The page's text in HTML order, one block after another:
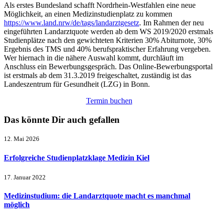
Als erstes Bundesland schafft Nordrhein-Westfahlen eine neue
Möglichkeit, an einen Medizinstudienplatz zu kommen
https://www.land.nrw/de/tags/landarztgesetz. Im Rahmen der neu
eingeführten Landarztquote werden ab dem WS 2019/2020 erstmals
Studienplätze nach den gewichteten Kriterien 30% Abiturnote, 30%
Ergebnis des TMS und 40% berufspraktischer Erfahrung vergeben.
Wer hiernach in die nähere Auswahl kommt, durchläuft im
Anschluss ein Bewerbungsgespräch. Das Online-Bewerbungsportal
ist erstmals ab dem 31.3.2019 freigeschaltet, zuständig ist das
Landeszentrum für Gesundheit (LZG) in Bonn.
Termin buchen
Das könnte Dir auch gefallen
12. Mai 2026
Erfolgreiche Studienplatzklage Medizin Kiel
17. Januar 2022
Medizinstudium: die Landarztquote macht es manchmal
möglich